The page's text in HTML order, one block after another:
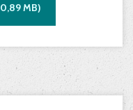
0,89MB)